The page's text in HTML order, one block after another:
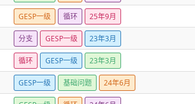
GESP一级 循环 25年9月
分支 GESP一级 23年3月
循环 GESP一级 23年3月
GESP一级 基础问题 24年6月